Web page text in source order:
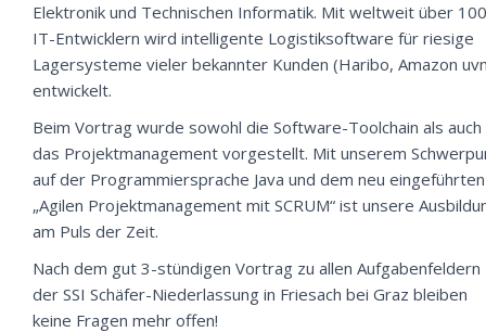
Elektronik und Technischen Informatik. Mit weltweit über
IT-Entwicklern wird intelligente Logistiksoftware für riesige
Lagersysteme vieler bekannter Kunden (Haribo, Amazon
entwickelt.
Beim Vortrag wurde sowohl die Software-Toolchain als auch
das Projektmanagement vorgestellt. Mit unserem
auf der Programmiersprache Java und dem neu eingeführten
„Agilen Projektmanagement mit SCRUM“ ist unsere
am Puls der Zeit.
Nach dem gut 3-stündigen Vortrag zu allen Aufgabenfeldern
der SSI Schäfer-Niederlassung in Friesach bei Graz bleiben
keine Fragen mehr offen!